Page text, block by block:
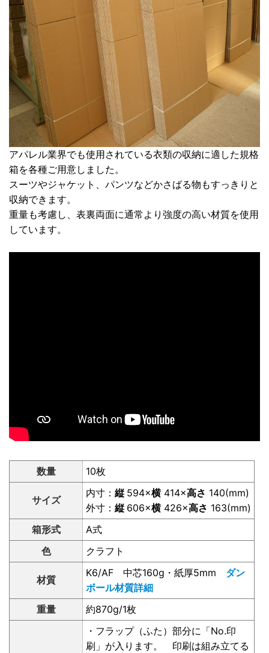
アパレル業界でも使用されている衣類の収納に適した規格
箱を各種ご用意しました。
スーツやジャケット、パンツなどかさばる物もすっきりと
収納できます。
重量も考慮し、表裏両面に通常より強度の高い材質を使用
しています。
数量 10枚
サイズ
内寸： 縦 594×横414×高さ 140(mm)
外寸： 縦 606×横426×高さ 163(mm)
箱形式
A式
色
クラフト
材質
K6/AF 中芯160g・紙厚5mm ダン
ボール材質詳細
重量
約870g/1枚
・フラップ（ふた）部分に「No.印
刷」が入ります。 印刷は組み立てる